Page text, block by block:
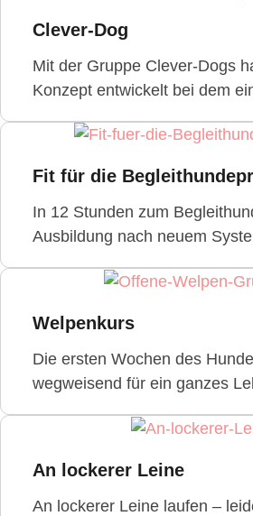
Clever-Dog
Mit der Gruppe Clever-Dogs
Konzept entwickelt bei dem
Fit für die
In 12 Stunden zum
Ausbildung nach neuem
Welpenkurs
Die ersten Wochen des
wegweisend für ein ganzes
An lockerer Leine
An lockerer Leine laufen –